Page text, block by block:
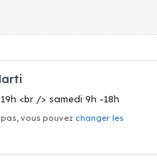
<br /> samedi 9h -18h
vous pouvez changer les